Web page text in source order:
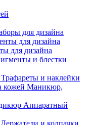
для дизайна
для дизайна
и блестки
Трафареты и наклейки
Маникюр,
Аппаратный
Держатели и колпачки